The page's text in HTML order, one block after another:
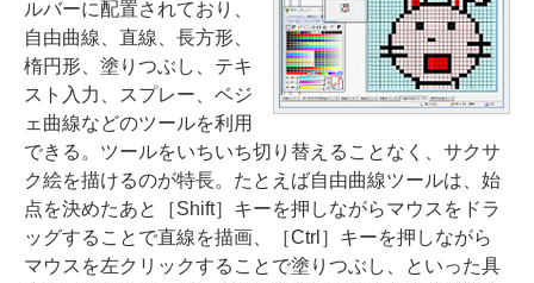
ルバーに配置されており、
自由曲線、直線、長方形、
楕円形、塗りつぶし、テキ
スト入力、スプレー、ベジ
ェ曲線などのツールを利用
できる。ツールをいちいち切り替えることなく、サクサ
ク絵を描けるのが特長。たとえば自由曲線ツールは、始
点を決めたあと［Shift］キーを押しながらマウスをドラ
ッグすることで直線を描画、［Ctrl］キーを押しながら
マウスを左クリックすることで塗りつぶし、といった具